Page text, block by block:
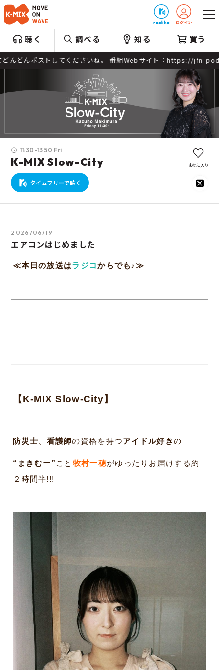
聴く 調べる 知る 買う
ださいね。 番組Webサイト：https://jfn-pods.com/program/
11:30-13:50 Fri
K-MIX Slow-City
タイムフリーで聴く
お気に入り
2026/06/19
エアコンはじめました
≪本日の放送はラジコからでも♪≫
【K-MIXSlow-City】
防災士 看護師の資格を持つアイドル好きの
“まきむー” こと 牧村一穂がゆったりお届けする約
２時間半!!!